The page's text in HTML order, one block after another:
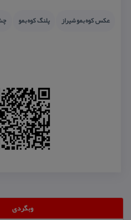
عكس كوه بمو شیراز پلنگ كوه بمو
وبگردی